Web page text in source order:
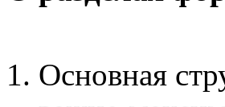
Основная